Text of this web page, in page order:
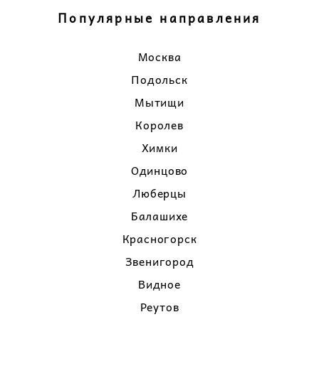
Популярные направления
Москва
Подольск
Мытищи
Королев
Химки
Одинцово
Люберцы
Балашихе
Красногорск
Звенигород
Видное
Реутов